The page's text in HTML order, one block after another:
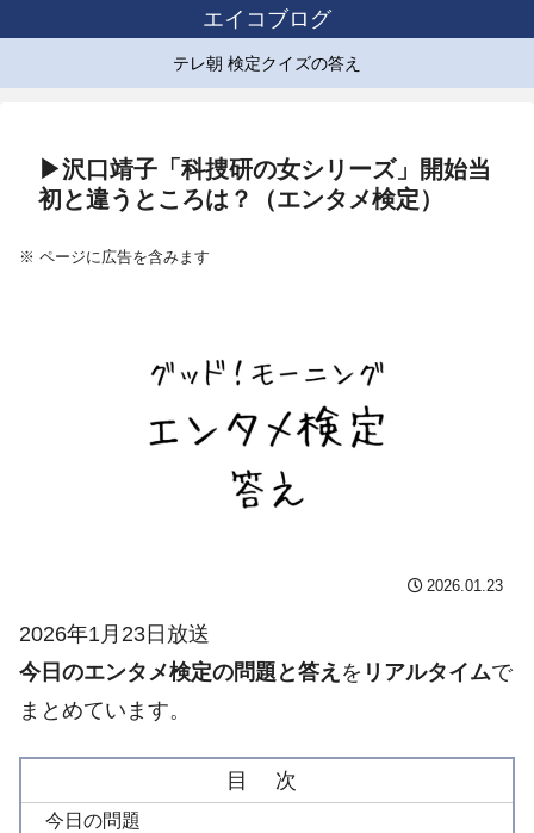
エイコブログ
テレ朝 検定クイズの答え
▶沢口靖子「科捜研の女シリーズ」開始当
初と違うところは？（エンタメ検定）
※ ページに広告を含みます
2026.01.23
2026年1月23日放送
今日のエンタメ検定の問題と答え を リアルタイムで
まとめています。
目 次
今日の問題